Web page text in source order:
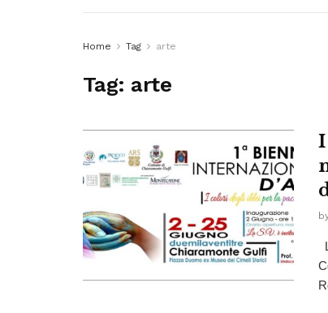
Home Tag arte
Tag: arte
I